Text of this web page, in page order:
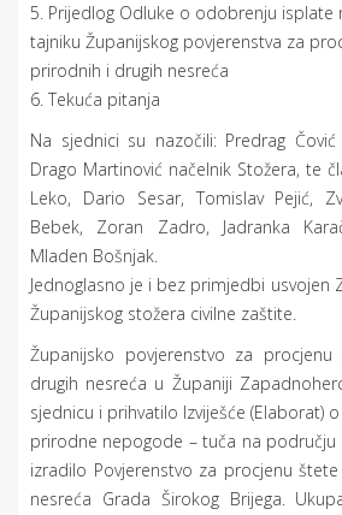
5. Prijedlog Odluke o odobrenju isplate
tajniku Županijskog povjerenstva za
prirodnih i drugih nesreća
6. Tekuća pitanja
Na sjednici su nazočili: Predrag
Drago Martinović načelnik Stožera, te
Leko, Dario Sesar, Tomislav Pejić,
Bebek, Zoran Zadro, Jadranka
Mladen Bošnjak.
Jednoglasno je i bez primjedbi usvojen
Županijskog stožera civilne zaštite.
Županijsko povjerenstvo za
drugih nesreća u Županiji
sjednicu i prihvatilo Izviješće (Elaborat)
prirodne nepogode – tuča na području
izradilo Povjerenstvo za procjenu
nesreća Grada Širokog Brijega.